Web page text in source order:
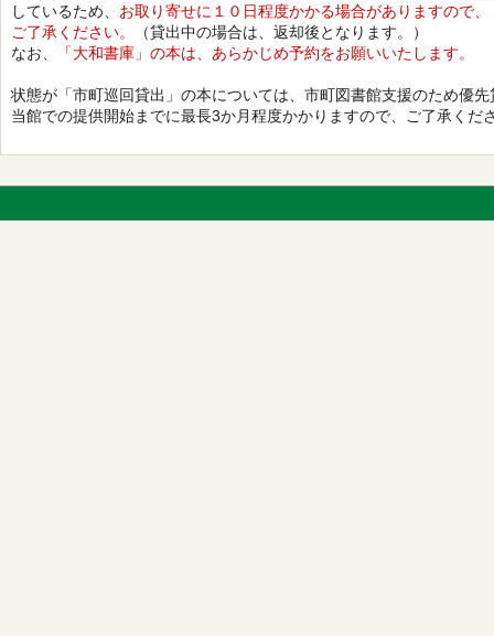
しているため、 お取り寄せに１０日程度かかる場合がありますので、
ご了承ください。
（貸出中の場合は、返却後となります。）
なお、
「大和書庫」の本は、あらかじめ予約をお願いいたします。
状態が「市町巡回貸出」の本については、市町図書館支援のため優
当館での提供開始までに最長3か月程度かかりますので、ご了承くだ